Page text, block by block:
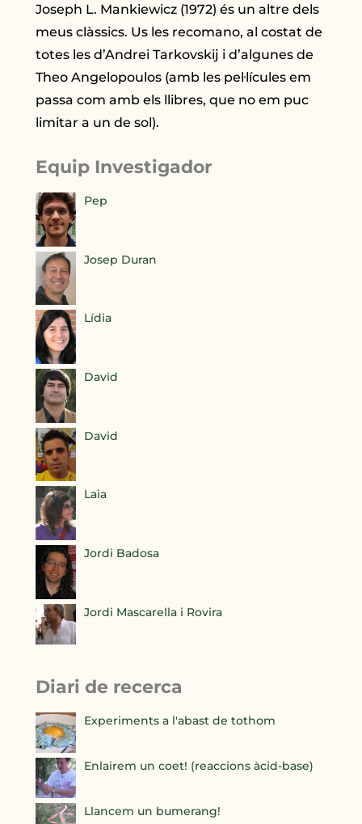
Joseph L. Mankiewicz (1972) és un altre dels
meus clàssics. Us les recomano, al costat de
totes les d’Andrei Tarkovskij i d’algunes de
Theo Angelopoulos (amb les pel·lícules em
passa com amb els llibres, que no em puc
limitar a un de sol).
Equip Investigador
Pep
Josep Duran
Lídia
David
David
Laia
Jordi Badosa
Jordi Mascarella i Rovira
Diari de recerca
Experiments a l'abast de tothom
Enlairem un coet! (reaccions àcid-base)
Llancem un bumerang!